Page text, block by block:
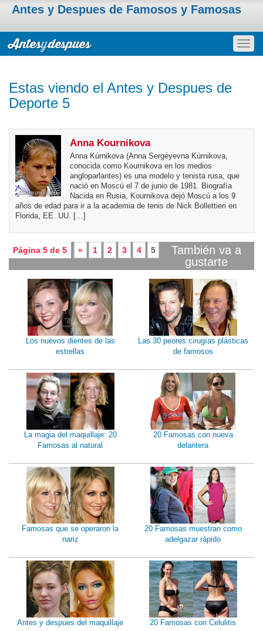
Antes y Despues de Famosos y Famosas
Estas viendo el Antes y Despues de
Deporte 5
Anna Kournikova
Anna Kúrnikova (Anna Sergéyevna Kúrnikova,
conocida como Kournikova en los medios
angloparlantes) es una modelo y tenista rusa, que
nació en Moscú el 7 de junio de 1981. Biografía
Nacida en Rusia, Kournikova dejó Moscú a los 9
años de edad para ir a la academia de tenis de Nick Bollettieri en
Florida, EE. UU. […]
Página 5 de 5 « 1 2 3 4 5
También va a
gustarte
Los nuevos dientes de las
estrellas
Las 30 peores cirugías plásticas
de famosos
La magia del maquillaje: 20
Famosas al natural
20 Famosas con nueva
delantera
Famosas que se operaron la
nariz
20 Famosas muestran como
adelgazar rápido
Antes y despues del maquillaje 20 Famosas con Celulitis